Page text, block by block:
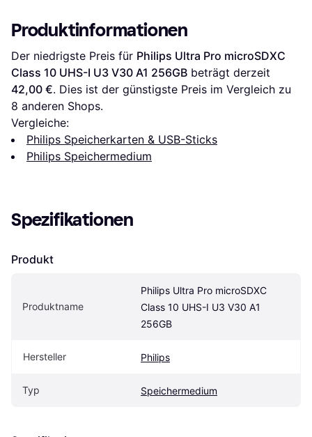
Produktinformationen
Der niedrigste Preis für Philips Ultra Pro microSDXC
Class 10 UHS-I U3 V30 A1 256GB
42,00 €
8 anderen Shops.
Vergleiche:
Philips Speicherkarten & USB-Sticks
Philips Speichermedium
Spezifikationen
Produkt
Produktname
Philips Ultra Pro microSDXC
Class 10 UHS-I U3 V30 A1
256GB
Hersteller Philips
Typ Speichermedium